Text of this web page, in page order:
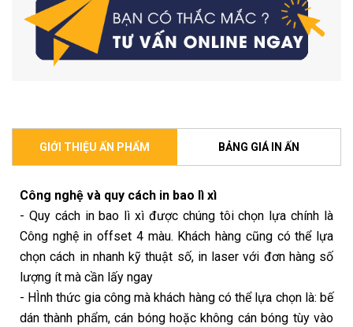
GIỚI THIỆU ẤN PHẨM BẢNG GIÁ IN ẤN
Công nghệ và quy cách in bao lì xì
- Quy cách in bao lì xì được chúng tôi chọn lựa chính là
Công nghệ in offset 4 màu. Khách hàng cũng có thể lựa
chọn cách in nhanh kỹ thuật số, in laser với đơn hàng số
lượng ít mà cần lấy ngay
- HÌnh thức gia công mà khách hàng có thể lựa chọn là: bế
dán thành phẩm, cán bóng hoặc không cán bóng tùy vào